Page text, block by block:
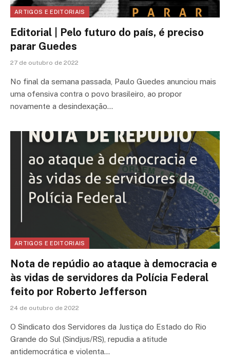
ARTIGOS E EDITORIAIS
Editorial | Pelo futuro do país, é preciso
parar Guedes
27 de outubro de 2022
No final da semana passada, Paulo Guedes anunciou mais
uma ofensiva contra o povo brasileiro, ao propor
novamente a desindexação…
ARTIGOS E EDITORIAIS
Nota de repúdio ao ataque à democracia e
às vidas de servidores da Polícia Federal
feito por Roberto Jefferson
24 de outubro de 2022
O Sindicato dos Servidores da Justiça do Estado do Rio
Grande do Sul (Sindjus/RS), repudia a atitude
antidemocrática e violenta…